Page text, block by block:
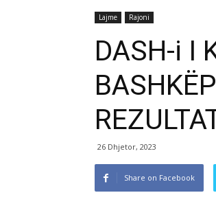
Lajme Rajoni
DASH-i I
26 Dhjetor, 2023
Share on Facebook